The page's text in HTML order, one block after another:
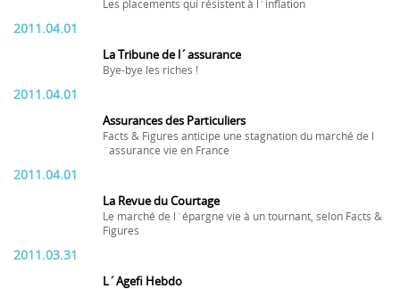
Les placements qui résistent à l´inflation
2011.04.01
La Tribune de l´assurance
Bye-bye les riches !
2011.04.01
Assurances des Particuliers
Facts & Figures anticipe une stagnation du marché de l
´assurance vie en France
2011.04.01
La Revue du Courtage
Le marché de l´épargne vie à un tournant, selon Facts &
Figures
2011.03.31
L´Agefi Hebdo